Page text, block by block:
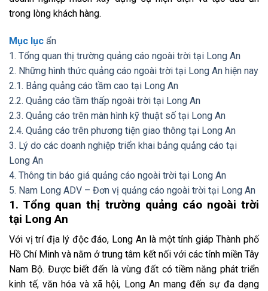
trong lòng khách hàng.
Mục lục ẩn
1. Tổng quan thị trường quảng cáo ngoài trời tại Long An
2. Những hình thức quảng cáo ngoài trời tại Long An hiện nay
2.1. Bảng quảng cáo tầm cao tại Long An
2.2. Quảng cáo tầm thấp ngoài trời tại Long An
2.3. Quảng cáo trên màn hình kỹ thuật số tại Long An
2.4. Quảng cáo trên phương tiện giao thông tại Long An
3. Lý do các doanh nghiệp triển khai bảng quảng cáo tại
Long An
4. Thông tin báo giá quảng cáo ngoài trời tại Long An
5. Nam Long ADV – Đơn vị quảng cáo ngoài trời tại Long An
1. Tổng quan thị trường quảng cáo ngoài trời
tại Long An
Với vị trí địa lý độc đáo, Long An là một tỉnh giáp Thành phố
Hồ Chí Minh và nằm ở trung tâm kết nối với các tỉnh miền Tây
Nam Bộ. Được biết đến là vùng đất có tiềm năng phát triển
kinh tế, văn hóa và xã hội, Long An mang đến sự đa dạng